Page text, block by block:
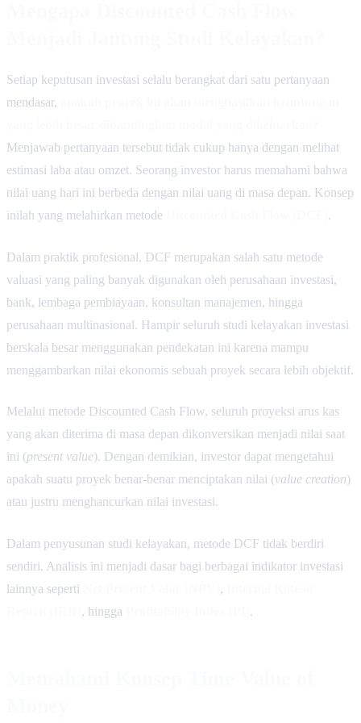
Setiap keputusan investasi selalu berangkat dari satu pertanyaan
mendasar,
Menjawab pertanyaan tersebut tidak cukup hanya dengan melihat
estimasi laba atau omzet. Seorang investor harus memahami bahwa
nilai uang hari ini berbeda dengan nilai uang di masa depan. Konsep
inilah yang melahirkan metode
.
Dalam praktik profesional, DCF merupakan salah satu metode
valuasi yang paling banyak digunakan oleh perusahaan investasi,
bank, lembaga pembiayaan, konsultan manajemen, hingga
perusahaan multinasional. Hampir seluruh studi kelayakan investasi
berskala besar menggunakan pendekatan ini karena mampu
menggambarkan nilai ekonomis sebuah proyek secara lebih objektif.
Melalui metode Discounted Cash Flow, seluruh proyeksi arus kas
yang akan diterima di masa depan dikonversikan menjadi nilai saat
ini (present value). Dengan demikian, investor dapat mengetahui
apakah suatu proyek benar-benar menciptakan nilai (value creation)
atau justru menghancurkan nilai investasi.
Dalam penyusunan studi kelayakan, metode DCF tidak berdiri
sendiri. Analisis ini menjadi dasar bagi berbagai indikator investasi
lainnya seperti
,
, hingga .